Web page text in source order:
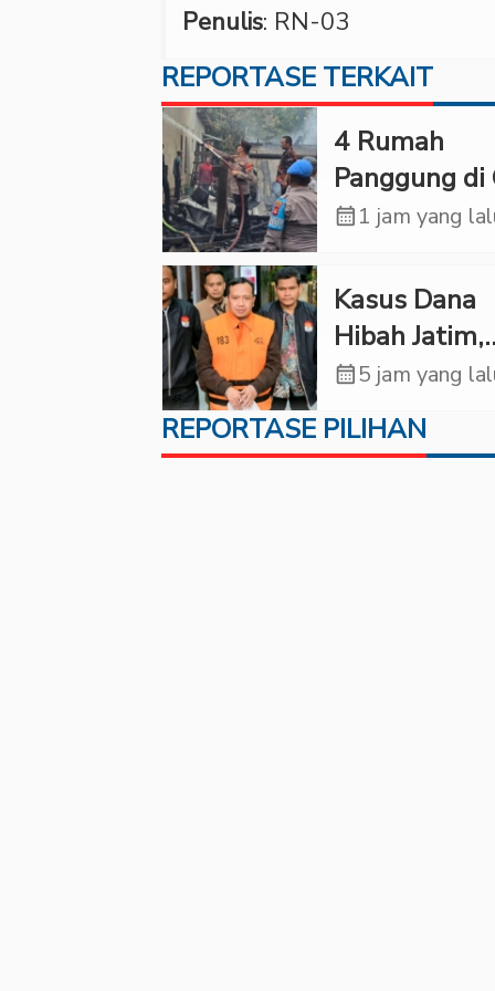
Penulis: RN-03
REPORTASE TERKAIT
‎4 Rumah
Panggung di
Ludes
Rp1 Miliar
calendar_month1 jam yang
Kasus Dana
Hibah Jatim,
Siliwangi:
Punya
Jawab Etik-
calendar_month5 jam yang
REPORTASE PILIHAN